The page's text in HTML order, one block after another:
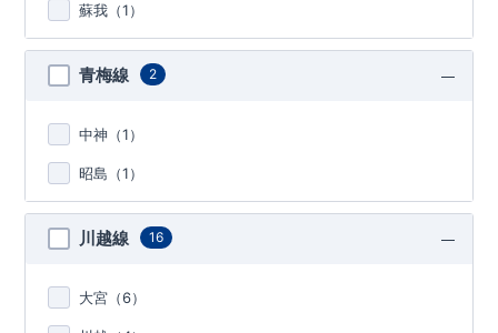
蘇我（1）
青梅線 2
中神（1）
昭島（1）
川越線 16
大宮（6）